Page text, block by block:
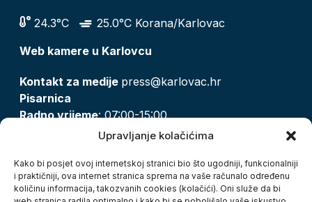
Upravljanje kolačićima
Kako bi posjet ovoj internetskoj stranici bio što ugodniji, funkcionalniji
i praktičniji, ova internet stranica sprema na vaše računalo određenu
količinu informacija, takozvanih cookies (kolačići). Oni služe da bi
24.3°C
25.0°C Korana/Karlovac
Web kamere u Karlovcu
Kontakt za medije press@karlovac.hr
Pisarnica
Radno vrijeme: 07:00-15:00
pisarnica@karlovac.hr